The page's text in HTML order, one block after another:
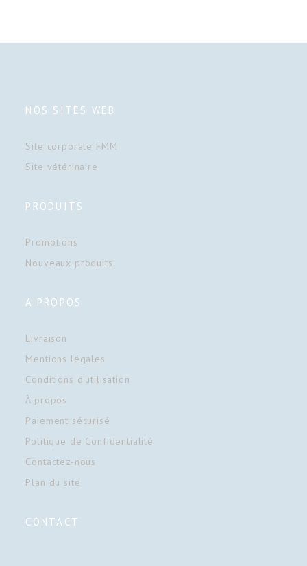
NOS SITES WEB
Site corporate FMM
Site vétérinaire
PRODUITS
Promotions
Nouveaux produits
A PROPOS
Livraison
Mentions légales
Conditions d'utilisation
À propos
Paiement sécurisé
Politique de Confidentialité
Contactez-nous
Plan du site
CONTACT